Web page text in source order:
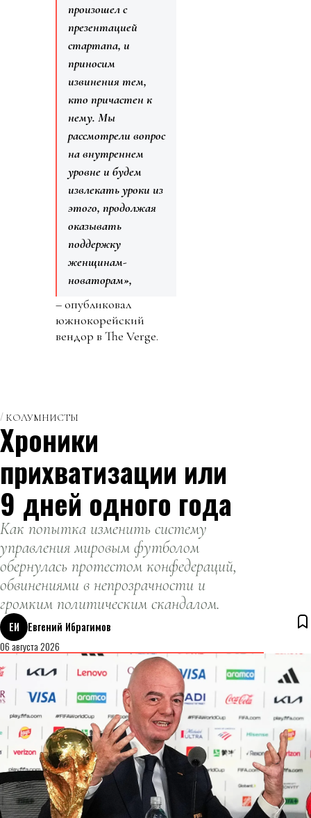
произошел с
презентацией
стартапа, и
приносим
извинения тем,
кто причастен к
нему. Мы
рассмотрели вопрос
на внутреннем
уровне и будем
извлекать уроки из
этого, продолжая
оказывать
поддержку
женщинам-
новаторам»,
– опубликовал
южнокорейский
вендор в The Verge.
КОЛУМНИСТЫ
Хроники
прихватизации или
9 дней одного года
Как попытка изменить систему
управления мировым футболом
обернулась протестом конфедераций,
обвинениями в непрозрачности и
громким политическим скандалом.
ЕИ
Евгений Ибрагимов
06 августа 2026